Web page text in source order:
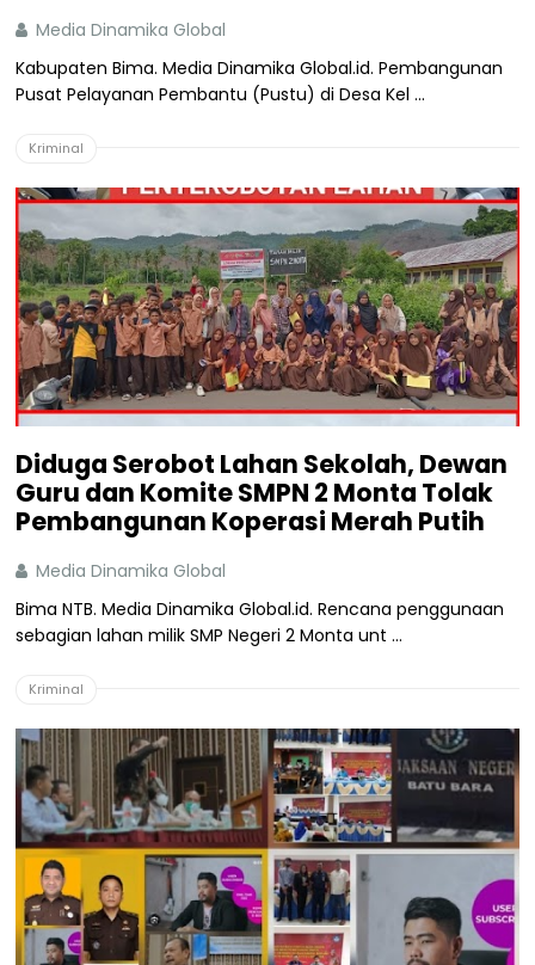
Media Dinamika Global
Kabupaten Bima. Media Dinamika Global.id. Pembangunan
Pusat Pelayanan Pembantu (Pustu) di Desa Kel ...
Kriminal
Diduga Serobot Lahan Sekolah, Dewan
Guru dan Komite SMPN 2 Monta Tolak
Pembangunan Koperasi Merah Putih
Media Dinamika Global
Bima NTB. Media Dinamika Global.id. Rencana penggunaan
sebagian lahan milik SMP Negeri 2 Monta unt ...
Kriminal